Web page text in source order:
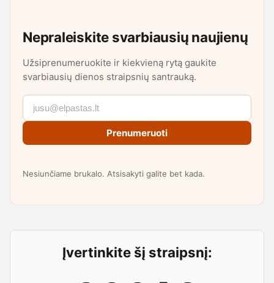
Nepraleiskite svarbiausių naujienų
Užsiprenumeruokite ir kiekvieną rytą gaukite
svarbiausių dienos straipsnių santrauką.
Prenumeruoti
Nesiunčiame brukalo. Atsisakyti galite bet kada.
Įvertinkite šį straipsnį: